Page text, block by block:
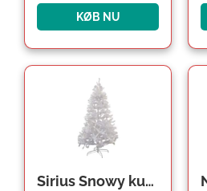
KØB NU
Sirius Snowy kunstigt juletræ med lys, 210 cm